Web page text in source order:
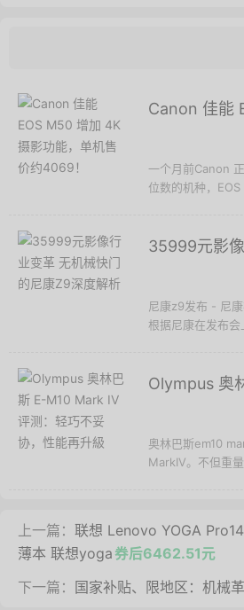
Canon 佳能
一个月前Canon
位数的机种，
35999元影
尼康z9发布 - 尼
根据尼康在发布
Olympus 奥
奥林巴斯em10
MarkIV。不但重
上一篇： 联想 Lenovo YOGA
薄本 联想yoga券后6462.51元
下一篇： 国家补贴、限地区：机械